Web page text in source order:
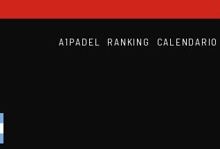
A1PADEL RANKING CALENDARIO